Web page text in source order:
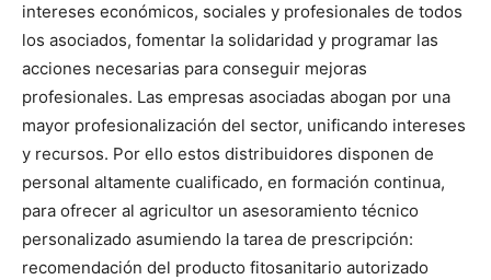
intereses económicos, sociales y profesionales de todos
los asociados, fomentar la solidaridad y programar las
acciones necesarias para conseguir mejoras
profesionales. Las empresas asociadas abogan por una
mayor profesionalización del sector, unificando intereses
y recursos. Por ello estos distribuidores disponen de
personal altamente cualificado, en formación continua,
para ofrecer al agricultor un asesoramiento técnico
personalizado asumiendo la tarea de prescripción:
recomendación del producto fitosanitario autorizado